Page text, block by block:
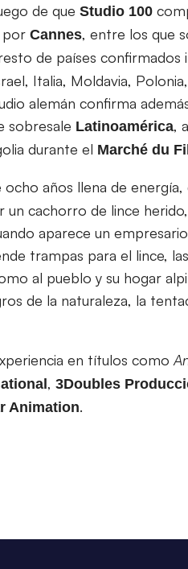
de que Studio 100
por Cannes, entre los que
de países confirmados
Italia, Moldavia,
alemán confirma
sobresale Latinoamérica,
durante el Marché du
ocho años llena de energía,
cachorro de lince
aparece un
trampas para el lince,
al pueblo y su hogar
de la naturaleza, la
en títulos como
, 3Doubles
Animation.